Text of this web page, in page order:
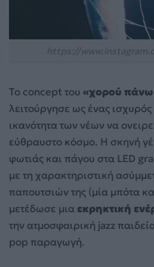
Το concept του «χορού
λειτούργησε ως ένας
ικανότητα των νέων να
εύθραυστο κόσμο. Η σκηνή
φωτιάς και πάγου στα LED
με τη χαρακτηριστική
παπουτσιών της (μία μπότα
μετέδωσε μια εκρηκτική
την ατμοσφαιρική jazz
pop παραγωγή.